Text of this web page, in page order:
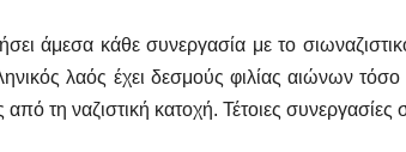
άμεσα κάθε συνεργασία με το
λαός έχει δεσμούς φιλίας αιώνων τόσο
από τη ναζιστική κατοχή. Τέτοιες συνεργασίες